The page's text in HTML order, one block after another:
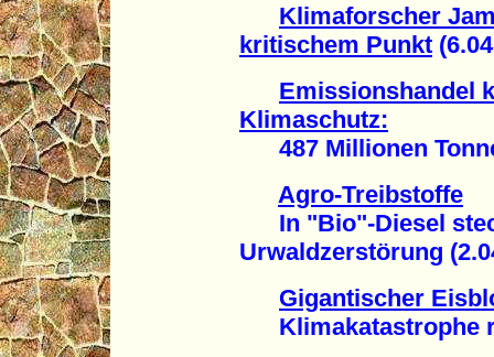
Klimaforscher
kritischem Punkt
Emissionshandel
Klimaschutz:
487 Millionen
Agro-Treibstoffe
In "Bio"-Diesel
Urwaldzerstörung
Gigantischer
Klimakatastrophe